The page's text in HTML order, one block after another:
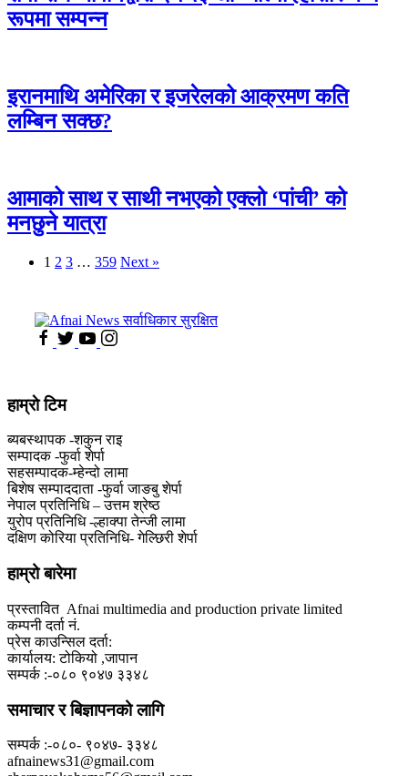
रूपमा सम्पन्न
इरानमाथि अमेरिका र इजरेलको आक्रमण कति
लम्बिन सक्छ?
आमाको साथ र साथी नभएको एक्लो ‘पांची’ को
मनछुने यात्रा
1 2 3 … 359 Next »
हाम्राे टिम
ब्यबस्थापक -शकुन राइ
सम्पादक -फुर्वा शेर्पा
सहसम्पादक-म्हेन्दो लामा
‍बिशेष सम्पाददाता -फुर्वा जा‌ङबु शेर्पा
नेपाल प्रतिनिधि – उत्तम श्रेष्ठ
युरोप प्रतिनिधि -ल्हाक्पा तेन्जी लामा
दक्षिण कोरिया प्रतिनिधि- गेल्छिरी शेर्पा
हाम्रो बारेमा
प्रस्तावित Afnai multimedia and production private limited
कम्पनी दर्ता नं.
प्रेस काउन्सिल दर्ता:
कार्यालय: टोकियो ,जापान
सम्पर्क :-०८० ९०४७ ३३४८
समाचार र बिज्ञापनको लागि
सम्पर्क :-०८०- ९०४७- ३३४८
afnainews31@gmail.com